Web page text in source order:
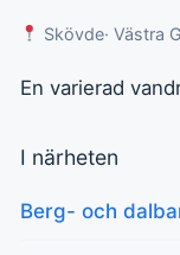
Skövde· Västra
En varierad
I närheten
Berg- och